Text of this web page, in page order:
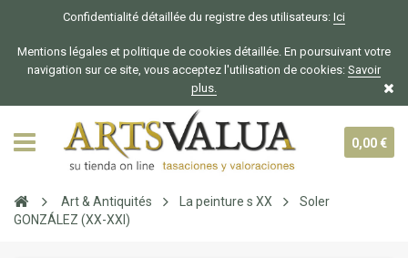
Confidentialité détaillée du registre des utilisateurs: Ici
Mentions légales et politique de cookies détaillée. En poursuivant votre
navigation sur ce site, vous acceptez l'utilisation de cookies: Savoir
plus.
0,00 €
Art & Antiquités La peinture s XX
Soler
GONZÁLEZ (XX-XXI)